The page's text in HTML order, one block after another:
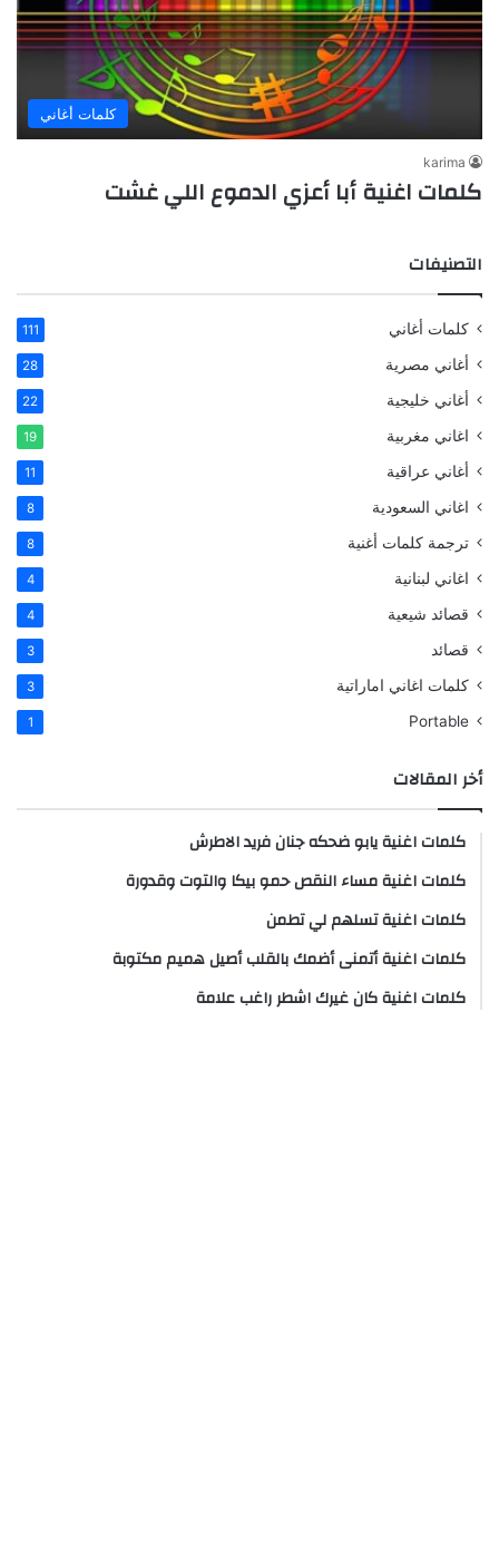
كلمات أغاني
karima
كلمات اغنية أبا أعزي الدموع اللي غشت
التصنيفات
كلمات أغاني 111
أغاني مصرية 28
أغاني خليجية 22
اغاني مغربية 19
أغاني عراقية 11
اغاني السعودية 8
ترجمة كلمات أغنية 8
اغاني لبنانية 4
قصائد شيعية 4
قصائد 3
كلمات اغاني اماراتية 3
Portable
1
أخر المقالات
كلمات اغنية يابو ضحكه جنان فريد الاطرش
كلمات اغنية مساء النقص حمو بيكا والتوت وقدورة
كلمات اغنية تسلهم لي تطمن
كلمات اغنية أتمنى أضمك بالقلب أصيل هميم مكتوبة
كلمات اغنية كان غيرك اشطر راغب علامة